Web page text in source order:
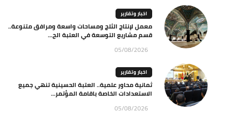
اخبار وتقارير
معمل لإنتاج الثلج ومساحات واسعة ومرافق متنوعة..
قسم مشاريع التوسعة في العتبة الح...
05/08/2026
اخبار وتقارير
ثمانية محاور علمية.. العتبة الحسينية تنهي جميع
الاستعدادات الخاصة باقامة المؤتمر...
05/08/2026